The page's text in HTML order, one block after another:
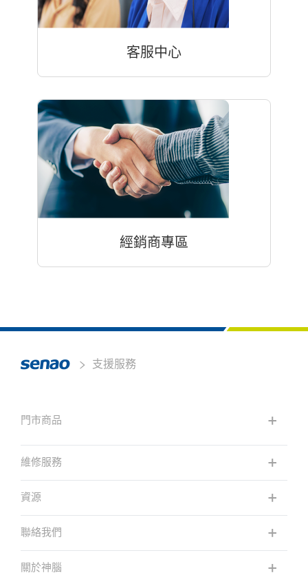
客服中心
經銷商專區
支援服務
門市商品
維修服務
資源
聯絡我們
關於神腦